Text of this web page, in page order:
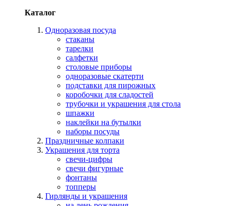
Каталог
Одноразовая посуда
стаканы
тарелки
салфетки
столовые приборы
одноразовые скатерти
подставки для пирожных
коробочки для сладостей
трубочки и украшения для стола
шпажки
наклейки на бутылки
наборы посуды
Праздничные колпаки
Украшения для торта
свечи-цифры
свечи фигурные
фонтаны
топперы
Гирлянды и украшения